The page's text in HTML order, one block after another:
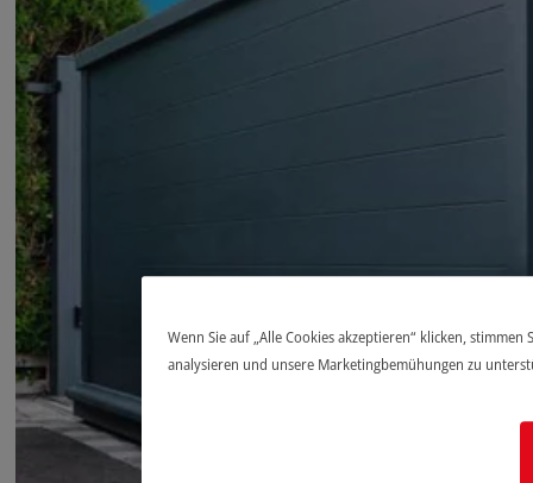
Wenn Sie auf „Alle Cookies akzeptieren“ klicken,
analysieren und unsere Marketingbemühungen zu